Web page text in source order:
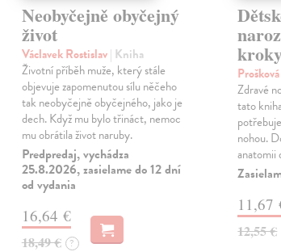
Neobyčejně obyčejný
život
Václavek Rostislav| Kniha
Životní příběh muže, který stále
objevuje zapomenutou sílu něčeho
tak neobyčejně obyčejného, jako je
dech. Když mu bylo třináct, nemoc
mu obrátila život naruby.
Predpredaj, vychádza
25.8.2026, zasielame do 12 dní
od vydania
16,64 €
18,49 € ?
Zdravé
tato
nohou.
anatomii
11,67
12,55 €